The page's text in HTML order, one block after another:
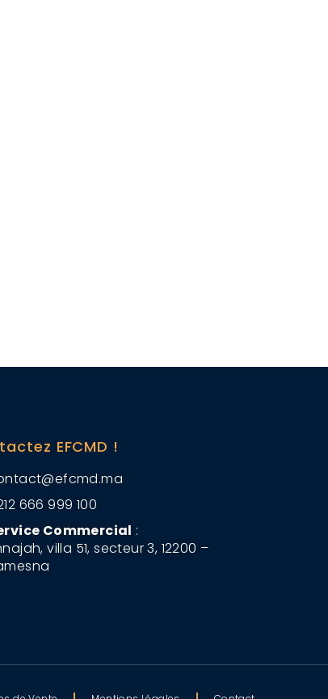
EFCMD !
666 999 100
Commercial :
villa 51, secteur 3, 12200 –